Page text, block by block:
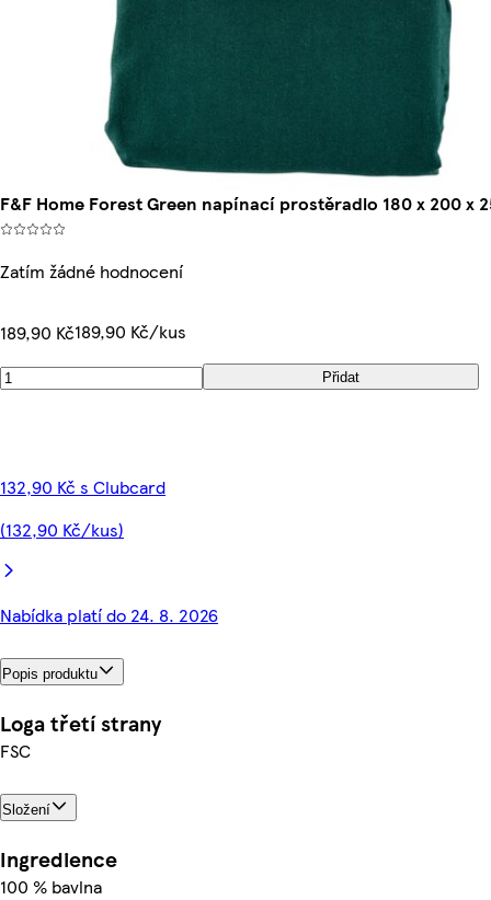
F&F Home Forest Green napínací prostěradlo 180 x 200 x
Zatím žádné hodnocení
189,90 Kč189,90 Kč/kus
Přidat
132,90 Kč s Clubcard
(132,90 Kč/kus)
Nabídka platí do 24. 8. 2026
Popis produktu
Loga třetí strany
FSC
Složení
Ingredience
100 % bavlna